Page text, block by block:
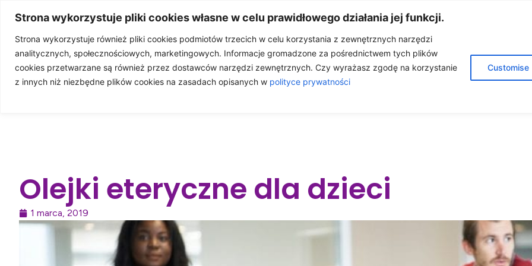
Strona wykorzystuje pliki cookies własne w celu prawidłowego działania jej funkcji.
Strona wykorzystuje również pliki cookies podmiotów trzecich w celu korzystania z zewnętrznych narzędzi
analitycznych, społecznościowych, marketingowych. Informacje gromadzone za pośrednictwem tych plików
cookies przetwarzane są również przez dostawców narzędzi zewnętrznych. Czy wyrażasz zgodę na korzystanie
z innych niż niezbędne plików cookies na zasadach opisanych w polityce prywatności
Customise
STRONA GŁÓWNA O MNIE OLEJKI ETERYCZNE BLOG
WSPÓŁPRACA KONTAKT
Olejki eteryczne dla dzieci
1 marca, 2019